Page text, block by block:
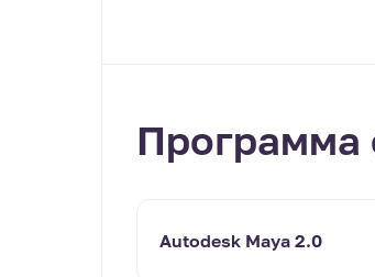
Программа
Autodesk Maya 2.0